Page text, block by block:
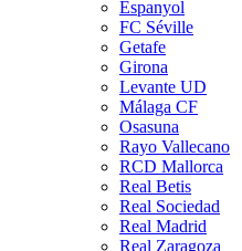
Espanyol
FC Séville
Getafe
Girona
Levante UD
Málaga CF
Osasuna
Rayo Vallecano
RCD Mallorca
Real Betis
Real Sociedad
Real Madrid
Real Zaragoza